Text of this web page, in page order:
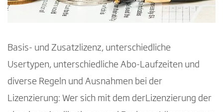
Basis- und Zusatzlizenz, unterschiedliche
Usertypen, unterschiedliche Abo-Laufzeiten und
diverse Regeln und Ausnahmen bei der
Lizenzierung: Wer sich mit dem derLizenzierung der